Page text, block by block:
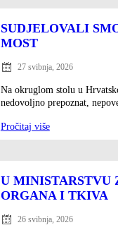
SUDJELOVALI
MOST
Posted27 svibnja, 2026
Na okruglom stolu u
nedovoljno prepoznat,
Pročitaj više
U MINISTARSTVU
ORGANA I TKIVA
Posted26 svibnja, 2026